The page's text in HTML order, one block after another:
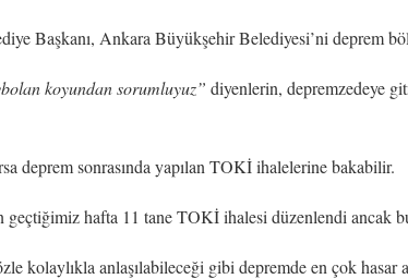
Başkanı, Ankara Büyükşehir Belediyesi’ni deprem
koyundan sorumluyuz” diyenlerin, depremzedeye
deprem sonrasında yapılan TOKİ ihalelerine bakabilir.
geçtiğimiz hafta 11 tane TOKİ ihalesi düzenlendi ancak
kolaylıkla anlaşılabileceği gibi depremde en çok hasar